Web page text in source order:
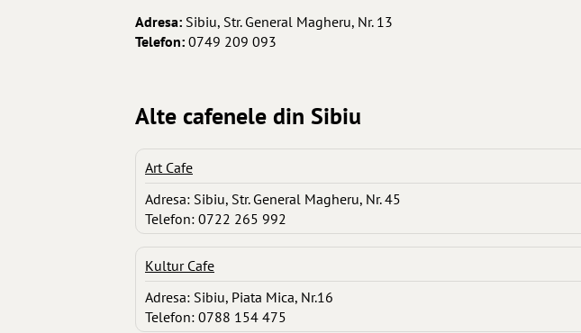
Adresa: Sibiu, Str. General Magheru, Nr. 13
Telefon: 0749 209 093
Alte cafenele din Sibiu
Art Cafe
Adresa: Sibiu, Str. General Magheru, Nr. 45
Telefon: 0722 265 992
Kultur Cafe
Adresa: Sibiu, Piata Mica, Nr.16
Telefon: 0788 154 475